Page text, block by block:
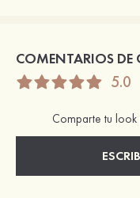
COMENTARIOS DE
5.0
Comparte tu look